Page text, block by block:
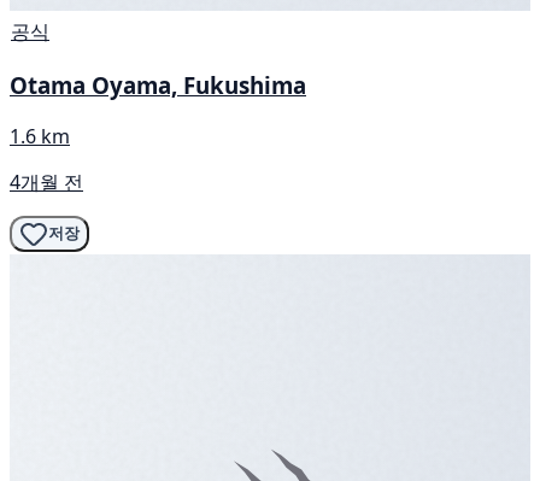
공식
Otama Oyama, Fukushima
1.6 km
4개월 전
저장